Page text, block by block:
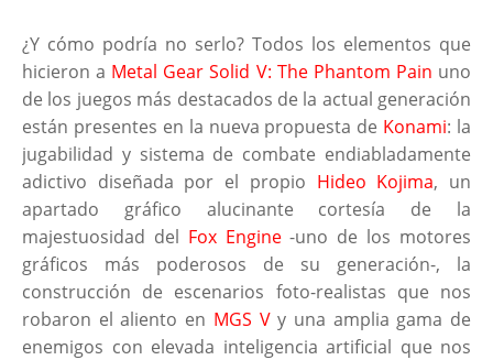
¿Y cómo podría no serlo? Todos los elementos que
hicieron a Metal Gear Solid V: The Phantom Pain uno
de los juegos más destacados de la actual generación
están presentes en la nueva propuesta de Konami: la
jugabilidad y sistema de combate endiabladamente
adictivo diseñada por el propio Hideo Kojima, un
apartado gráfico alucinante cortesía de la
majestuosidad del Fox Engine-uno de los motores
gráficos más poderosos de su generación-, la
construcción de escenarios foto-realistas que nos
robaron el aliento en MGS Vy una amplia gama de
enemigos con elevada inteligencia artificial que nos